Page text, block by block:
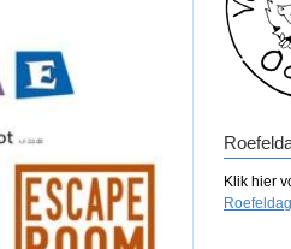
Klik hier
Roefeldag